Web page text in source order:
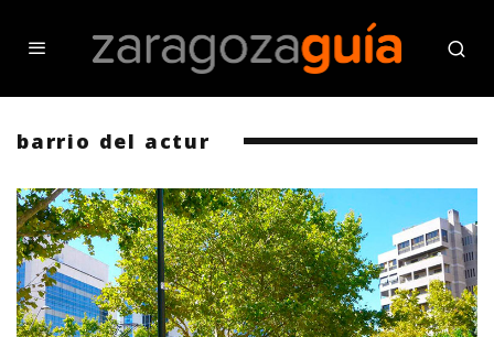
barrio del actur